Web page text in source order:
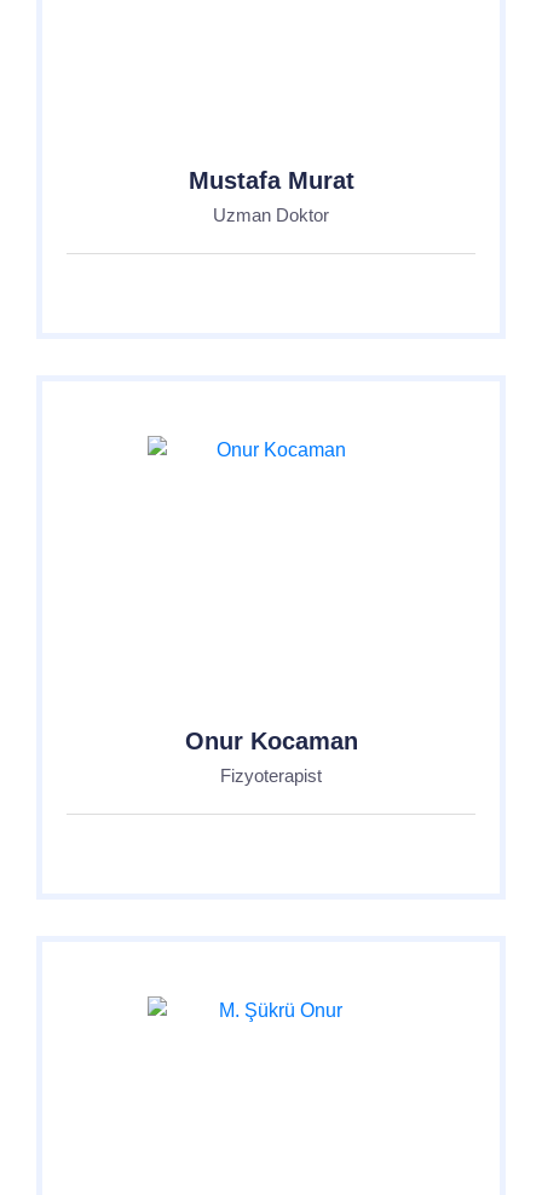
Mustafa Murat
Uzman Doktor
Onur Kocaman
Fizyoterapist